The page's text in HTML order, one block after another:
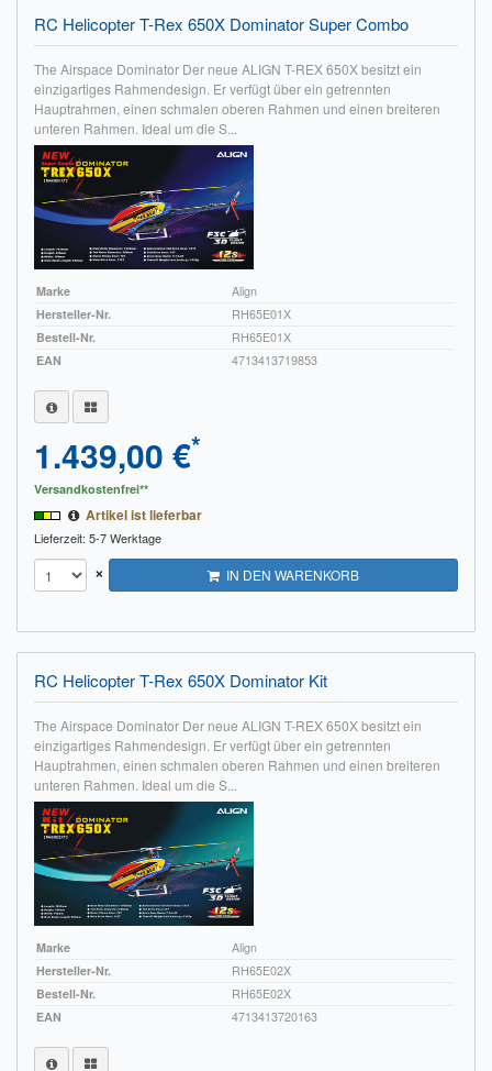
Impressum
FAQ
ÜBER UNS
Was wir bieten
Unsere Philosophie
KONTAKT
MEIN KONTO
RC Helicopter T-Rex 650X Dominator Super Combo
The Airspace Dominator Der neue ALIGN T-REX 650X besitzt ein
einzigartiges Rahmendesign. Er verfügt über ein getrennten
Hauptrahmen, einen schmalen oberen Rahmen und einen breiteren
unteren Rahmen. Ideal um die S...
Marke
Align
Hersteller-Nr.
RH65E01X
Bestell-Nr.
RH65E01X
EAN
4713413719853
1.439,00 €*
Versandkostenfrei**
Artikel ist lieferbar
Lieferzeit: 5-7 Werktage
× IN DEN WARENKORB
RC Helicopter T-Rex 650X Dominator Kit
The Airspace Dominator Der neue ALIGN T-REX 650X besitzt ein
einzigartiges Rahmendesign. Er verfügt über ein getrennten
Hauptrahmen, einen schmalen oberen Rahmen und einen breiteren
unteren Rahmen. Ideal um die S...
Marke
Align
Hersteller-Nr.
RH65E02X
Bestell-Nr.
RH65E02X
EAN
4713413720163